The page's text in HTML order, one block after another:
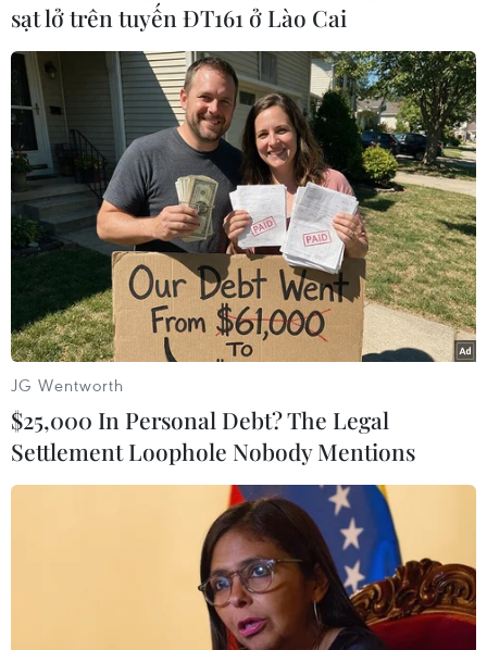
#Phòng vệ thương mại #Hoa Kỳ
#Chống bán phá giá
Theo dõi VietnamPlus
sạt lở trên tuyến ĐT161 ở Lào Cai
JG Wentworth
$25,000 In Personal Debt? The Legal
Settlement Loophole Nobody Mentions